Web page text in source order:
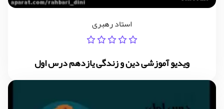
استاد رهبری
ویدیو آموزشی دین و زندگی یازدهم درس اول